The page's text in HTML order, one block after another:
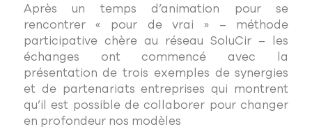
Après un temps d’animation pour se
rencontrer « pour de vrai » – méthode
participative chère au réseau SoluCir – les
échanges ont commencé avec la
présentation de trois exemples de synergies
et de partenariats entreprises qui montrent
qu’il est possible de collaborer pour changer
en profondeur nos modèles